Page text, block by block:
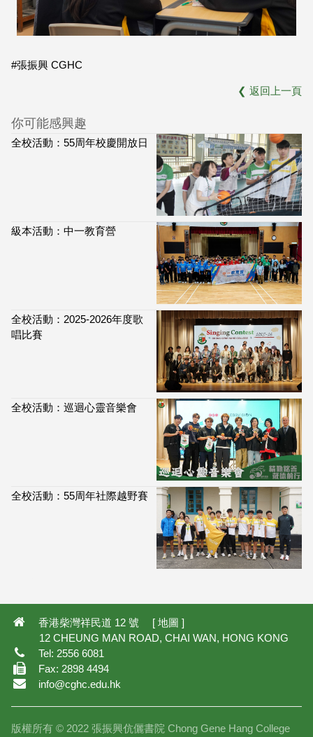
#張振興 CGHC
❮ 返回上一頁
你可能感興趣
全校活動：55周年校慶開放日
級本活動：中一教育營
全校活動：2025-2026年度歌
唱比賽
全校活動：巡迴心靈音樂會
全校活動：55周年社際越野賽
香港柴灣祥民道 12 號 [ 地圖]
12 CHEUNG MAN ROAD, CHAI WAN, HONG KONG
Tel: 2556 6081
Fax: 2898 4494
info@cghc.edu.hk
版權所有 © 2022 張振興伉儷書院 Chong Gene Hang College